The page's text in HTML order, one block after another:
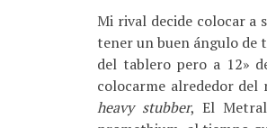
Mi rival decide colocar a
tener un buen ángulo de
del tablero pero a 12»
colocarme alrededor
heavy stubber, El